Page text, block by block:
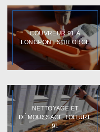
COUVREUR 91 À
LONGPONT SUR ORGE
NETTOYAGE ET
DÉMOUSSAGE TOITURE
91